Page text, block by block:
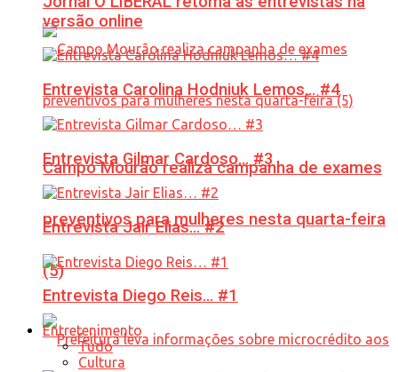
Campo Mourão realiza campanha de exames
preventivos para mulheres nesta quarta-feira
(5)
versão online
Entrevista Carolina Hodniuk Lemos… #4
Entrevista Gilmar Cardoso… #3
Entrevista Jair Elias… #2
Entrevista Diego Reis… #1
Entretenimento
Tudo
Cultura